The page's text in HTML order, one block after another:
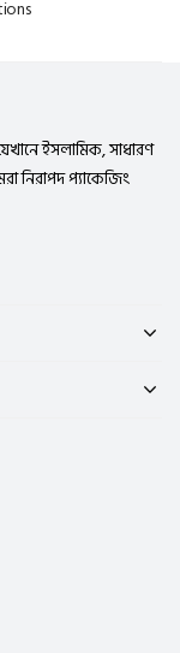
ইসলামিক, সাধারণ
নিরাপদ প্যাকেজিং